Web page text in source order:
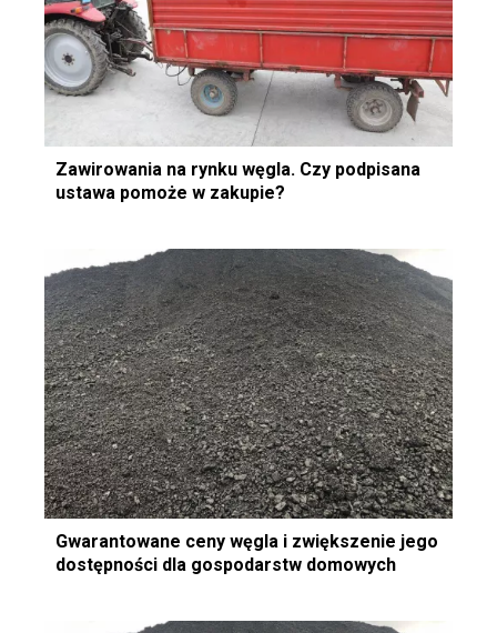
Zawirowania na rynku węgla. Czy podpisana
ustawa pomoże w zakupie?
Gwarantowane ceny węgla i zwiększenie jego
dostępności dla gospodarstw domowych